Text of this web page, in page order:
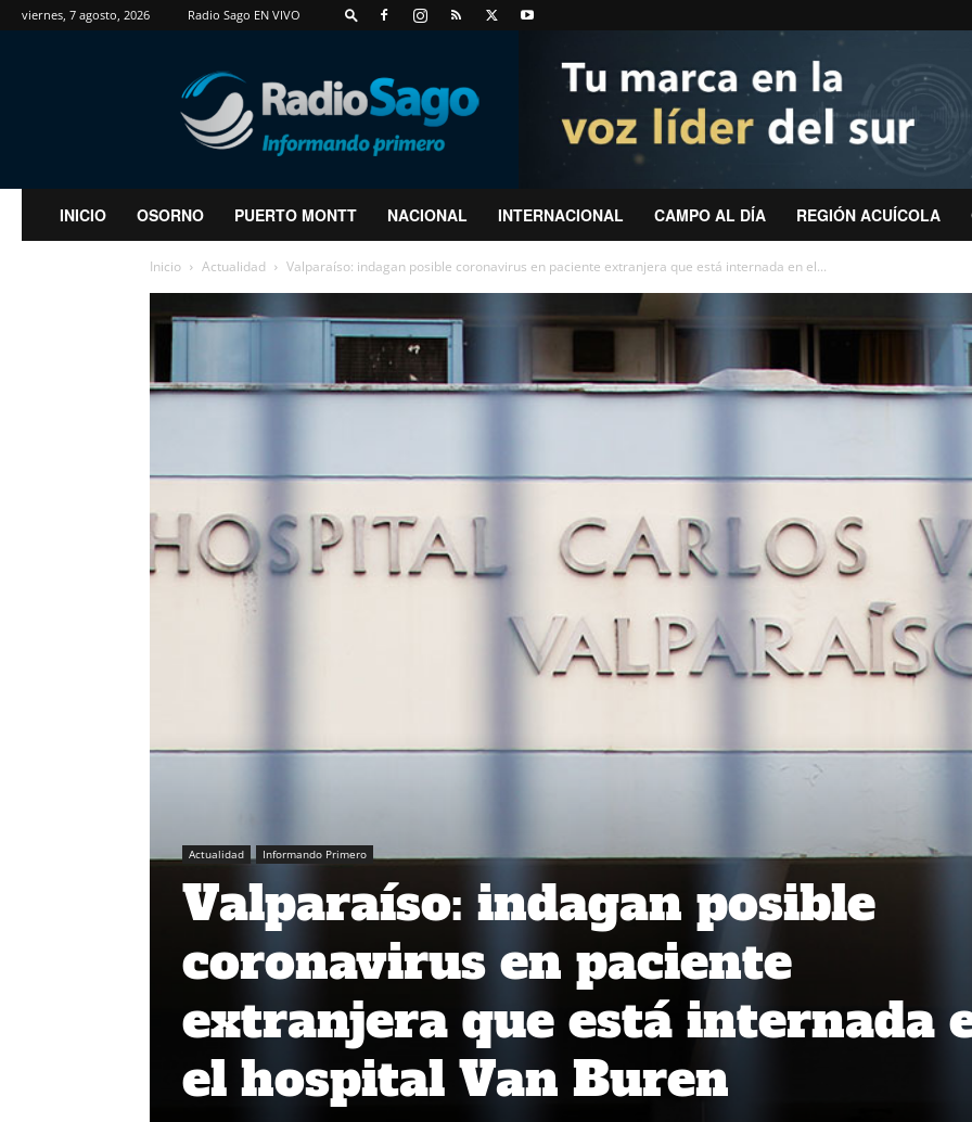
viernes, 7 agosto, 2026 Radio Sago EN VIVO
RadioSago
INICIO OSORNO PUERTO MONTT NACIONAL INTERNACIONAL CAMPO AL DÍA REGIÓN ACUÍCOLA
Inicio Actualidad Valparaíso: indagan posible coronavirus en paciente extranjera que está internada en el...
Actualidad Informando Primero
Valparaíso: indagan posible
coronavirus en paciente
extranjera que está internada
el hospital Van Buren